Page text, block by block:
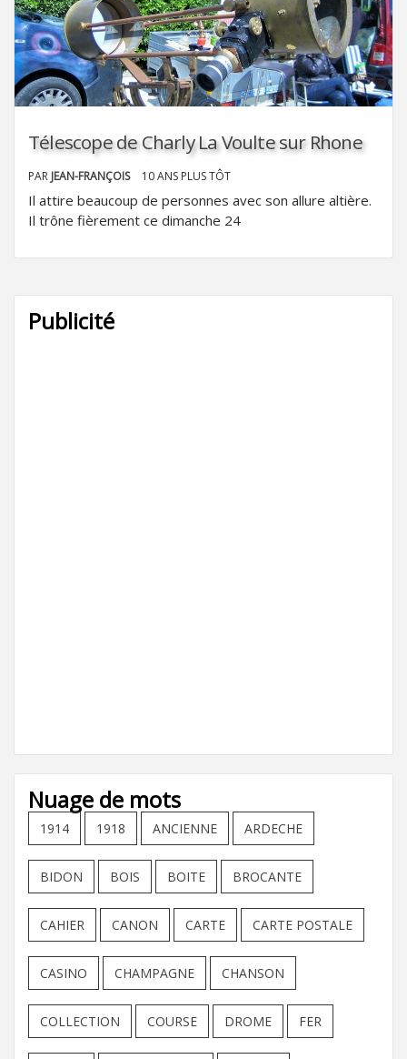
Télescope de Charly La Voulte sur Rhone
PAR JEAN-FRANÇOIS 10 ANS PLUS TÔT
Il attire beaucoup de personnes avec son allure altière.
Il trône fièrement ce dimanche 24
Publicité
Nuage de mots
1914 1918 ANCIENNE ARDECHE
BIDON BOIS BOITE BROCANTE
CAHIER CANON CARTE CARTE POSTALE
CASINO CHAMPAGNE CHANSON
COLLECTION COURSE DROME FER